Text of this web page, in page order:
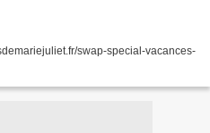
swap-special-vacances-